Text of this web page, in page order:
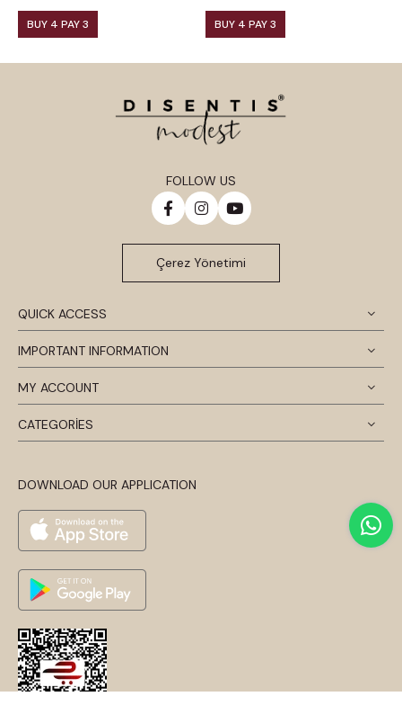
BUY 4 PAY 3 BUY 4 PAY 3
QUICK ACCESS
IMPORTANT INFORMATION
MY ACCOUNT
CATEGORİES
DOWNLOAD OUR APPLICATION
FOLLOW US
Çerez Yönetimi